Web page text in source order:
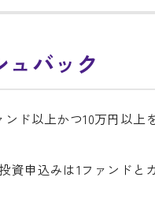
ュバック
ド以上かつ10万円以
申込みは1ファンドと